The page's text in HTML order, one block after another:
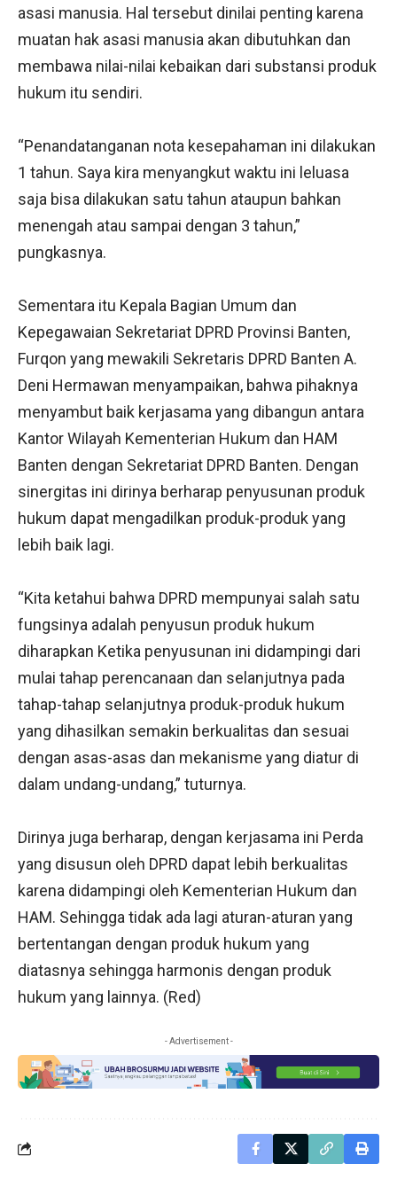
asasi manusia. Hal tersebut dinilai penting karena
muatan hak asasi manusia akan dibutuhkan dan
membawa nilai-nilai kebaikan dari substansi produk
hukum itu sendiri.
“Penandatanganan nota kesepahaman ini dilakukan
1 tahun. Saya kira menyangkut waktu ini leluasa
saja bisa dilakukan satu tahun ataupun bahkan
menengah atau sampai dengan 3 tahun,”
pungkasnya.
Sementara itu Kepala Bagian Umum dan
Kepegawaian Sekretariat DPRD Provinsi Banten,
Furqon yang mewakili Sekretaris DPRD Banten A.
Deni Hermawan menyampaikan, bahwa pihaknya
menyambut baik kerjasama yang dibangun antara
Kantor Wilayah Kementerian Hukum dan HAM
Banten dengan Sekretariat DPRD Banten. Dengan
sinergitas ini dirinya berharap penyusunan produk
hukum dapat mengadilkan produk-produk yang
lebih baik lagi.
“Kita ketahui bahwa DPRD mempunyai salah satu
fungsinya adalah penyusun produk hukum
diharapkan Ketika penyusunan ini didampingi dari
mulai tahap perencanaan dan selanjutnya pada
tahap-tahap selanjutnya produk-produk hukum
yang dihasilkan semakin berkualitas dan sesuai
dengan asas-asas dan mekanisme yang diatur di
dalam undang-undang,” tuturnya.
Dirinya juga berharap, dengan kerjasama ini Perda
yang disusun oleh DPRD dapat lebih berkualitas
karena didampingi oleh Kementerian Hukum dan
HAM. Sehingga tidak ada lagi aturan-aturan yang
bertentangan dengan produk hukum yang
diatasnya sehingga harmonis dengan produk
hukum yang lainnya. (Red)
- Advertisement -